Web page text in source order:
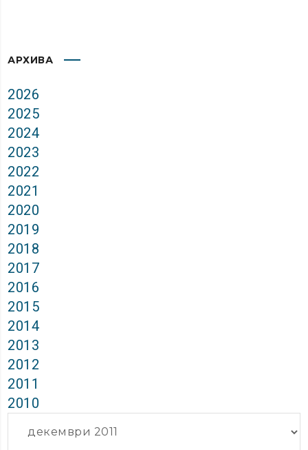
АРХИВА
2026
2025
2024
2023
2022
2021
2020
2019
2018
2017
2016
2015
2014
2013
2012
2011
2010